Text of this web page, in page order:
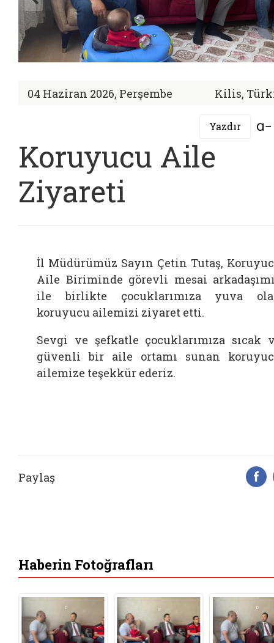
04 Haziran 2026, Perşembe Kilis,
Yazdır
Koruyucu Aile
Ziyareti
İl Müdürümüz Sayın Çetin Tutaş,
Aile Biriminde görevli mesai
ile birlikte çocuklarımıza yuva
koruyucu ailemizi ziyaret etti.
Sevgi ve şefkatle çocuklarımıza sıcak
güvenli bir aile ortamı sunan
ailemize teşekkür ederiz.
Paylaş
Haberin Fotoğrafları